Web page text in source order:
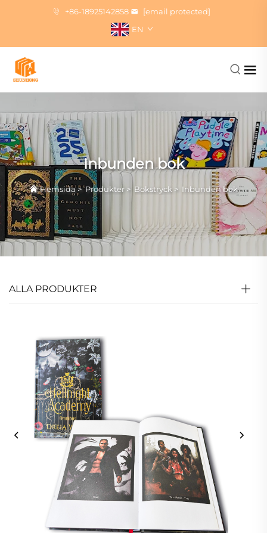
+86-18925142858
[email protected]
EN
Inbunden bok
Hemsida>Produkter > Bokstryck > Inbunden bok
ALLA PRODUKTER